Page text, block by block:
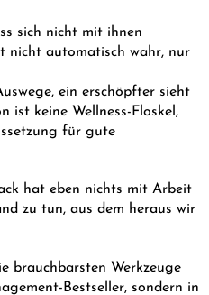
sich nicht mit ihnen
nicht automatisch wahr, nur
ein erschöpfter sieht
ist keine Wellness-Floskel,
für gute
hat eben nichts mit Arbeit
zu tun, aus dem heraus wir
brauchbarsten Werkzeuge
Bestseller, sondern in